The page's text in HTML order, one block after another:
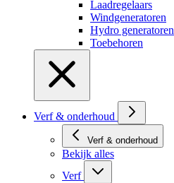
Laadregelaars
Windgeneratoren
Hydro generatoren
Toebehoren
Verf & onderhoud
Verf & onderhoud
Bekijk alles
Verf